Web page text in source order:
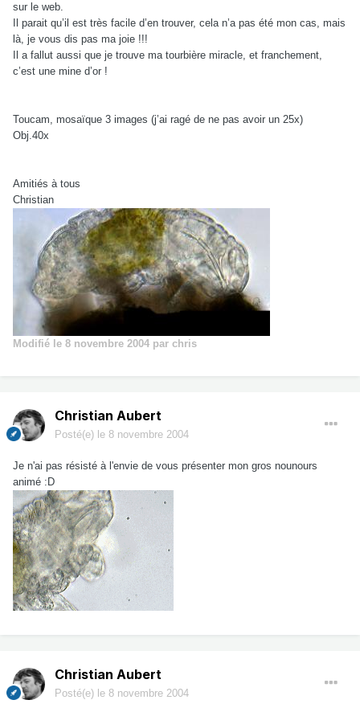
sur le web.
Il parait qu’il est très facile d’en trouver, cela n’a pas été mon cas, mais
là, je vous dis pas ma joie !!!
Il a fallut aussi que je trouve ma tourbière miracle, et franchement,
c’est une mine d’or !
Toucam, mosaïque 3 images (j’ai ragé de ne pas avoir un 25x)
Obj.40x
Amitiés à tous
Christian
Modifié le 8 novembre 2004 par chris
Christian Aubert
Posté(e) le 8 novembre 2004
Je n'ai pas résisté à l'envie de vous présenter mon gros nounours
animé :D
Christian Aubert
Posté(e) le 8 novembre 2004